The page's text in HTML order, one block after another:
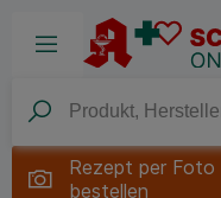
Rezept per Foto
bestellen